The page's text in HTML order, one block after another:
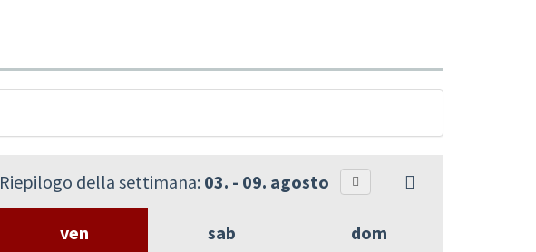
Riepilogo della settimana: 03. - 09. agosto
ven
sab
dom